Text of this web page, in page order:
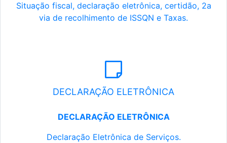
Situação fiscal, declaração eletrônica, certidão, 2a
via de recolhimento de ISSQN e Taxas.
DECLARAÇÃO ELETRÔNICA
DECLARAÇÃO ELETRÔNICA
Declaração Eletrônica de Serviços.